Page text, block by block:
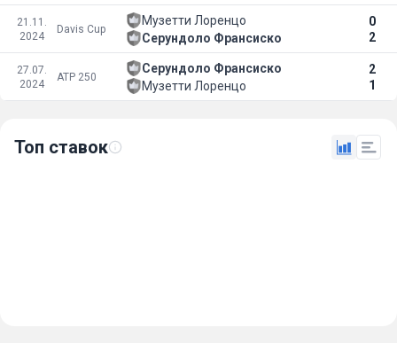
21.11.
2024
Davis Cup
Музетти Лоренцо
0
2
Серундоло Франсиско
27.07.
2024
ATP 250
Серундоло Франсиско
2
1
Музетти Лоренцо
Топ ставок